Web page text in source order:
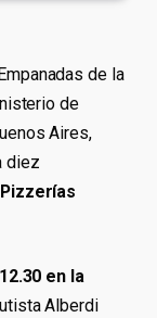
de la
de
Aires,
diez
en la
Alberdi